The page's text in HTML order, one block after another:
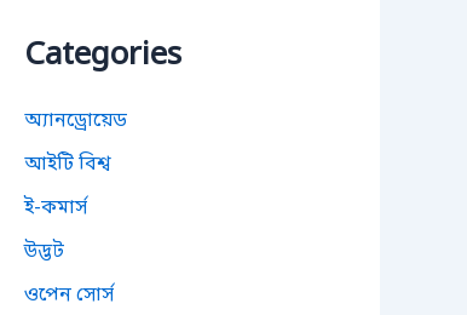
o
rCategories
অ্যানড্রোয়েড
আইটি বিশ্ব
ই-কমার্স
উদ্ভট
ওপেন সোর্স